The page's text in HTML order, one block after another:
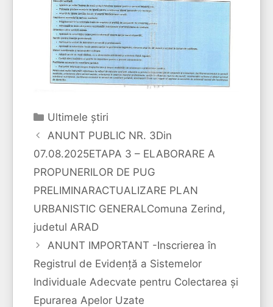
Categorii
Ultimele ştiri
ANUNT PUBLIC NR. 3Din
07.08.2025ETAPA 3 – ELABORARE A
PROPUNERILOR DE PUG
PRELIMINARACTUALIZARE PLAN
URBANISTIC GENERALComuna Zerind,
judetul ARAD
ANUNT IMPORTANT -​Inscrierea în
Registrul de Evidență a Sistemelor
Individuale Adecvate pentru Colectarea și
Epurarea Apelor Uzate